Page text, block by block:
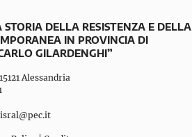
STORIA DELLA RESISTENZA E DELLA
IN PROVINCIA DI
GILARDENGHI”
Alessandria
isral@pec.it